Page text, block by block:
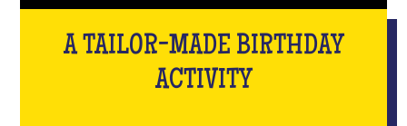
A TAILOR-MADE BIRTHDAY
ACTIVITY